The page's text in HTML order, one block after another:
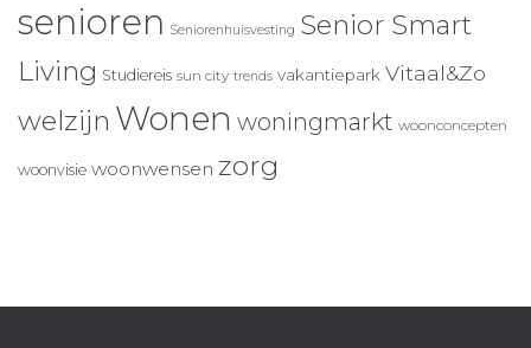
senioren Seniorenhuisvesting Senior Smart
Living Studiereis sun city trends vakantiepark Vitaal&Zo
welzijn Wonen woningmarkt woonconcepten
woonvisie woonwensen zorg